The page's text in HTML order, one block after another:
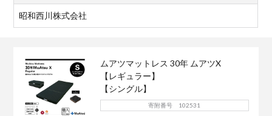
昭和西川株式会社
ムアツマットレス 30年 ムアツX
【レギュラー】
【シングル】
寄附番号 102531